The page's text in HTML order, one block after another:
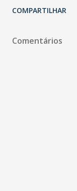
COMPARTILHAR
Comentários